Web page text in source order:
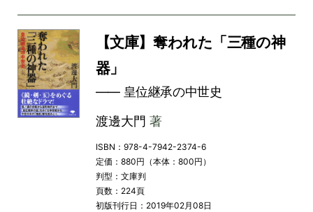
【文庫】奪われた「三種の神
器」
―― 皇位継承の中世史
渡邊大門 著
ISBN：978-4-7942-2374-6
定価：880円（本体：800円）
判型：文庫判
頁数：224頁
初版刊行日：2019年02月08日